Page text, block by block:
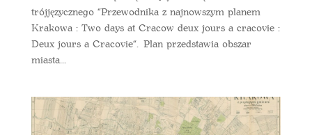
trójjęzycznego “Przewodnika z najnowszym planem
Krakowa : Two days at Cracow deux jours a cracovie :
Deux jours a Cracovie“. Plan przedstawia obszar
miasta...